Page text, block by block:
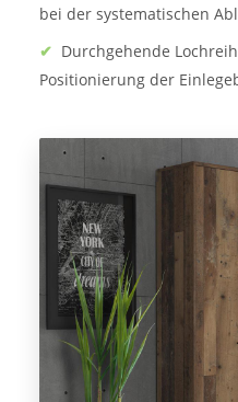
bei der systematischen
✔ Durchgehende
Positionierung der